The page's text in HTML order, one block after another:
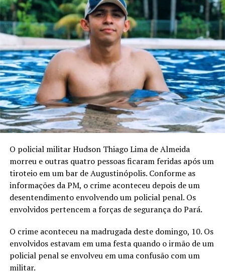
O policial militar Hudson Thiago Lima de Almeida
morreu e outras quatro pessoas ficaram feridas após um
tiroteio em um bar de Augustinópolis. Conforme as
informações da PM, o crime aconteceu depois de um
desentendimento envolvendo um policial penal. Os
envolvidos pertencem a forças de segurança do Pará.
O crime aconteceu na madrugada deste domingo, 10. Os
envolvidos estavam em uma festa quando o irmão de um
policial penal se envolveu em uma confusão com um
militar.